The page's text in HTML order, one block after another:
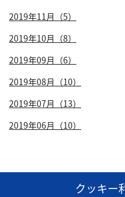
2019年11月（5）
2019年10月（8）
2019年09月（6）
2019年08月（10）
2019年07月（13）
2019年06月（10）
クッキー